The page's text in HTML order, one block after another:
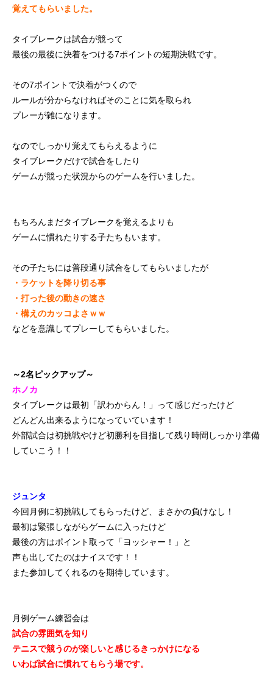
覚えてもらいました。
タイブレークは試合が競って
最後の最後に決着をつける7ポイントの短期決戦です。
その7ポイントで決着がつくので
ルールが分からなければそのことに気を取られ
プレーが雑になります。
なのでしっかり覚えてもらえるように
タイブレークだけで試合をしたり
ゲームが競った状況からのゲームを行いました。
もちろんまだタイブレークを覚えるよりも
ゲームに慣れたりする子たちもいます。
その子たちには普段通り試合をしてもらいましたが
・ラケットを降り切る事
・打った後の動きの速さ
・構えのカッコよさｗｗ
などを意識してプレーしてもらいました。
～2名ピックアップ～
ホノカ
タイブレークは最初「訳わからん！」って感じだったけど
どんどん出来るようになっていています！
外部試合は初挑戦やけど初勝利を目指して残り時間しっかり準備
していこう！！
ジュンタ
今回月例に初挑戦してもらったけど、まさかの負けなし！
最初は緊張しながらゲームに入ったけど
最後の方はポイント取って「ヨッシャー！」と
声も出してたのはナイスです！！
また参加してくれるのを期待しています。
月例ゲーム練習会は
試合の雰囲気を知り
テニスで競うのが楽しいと感じるきっかけになる
いわば試合に慣れてもらう場です。